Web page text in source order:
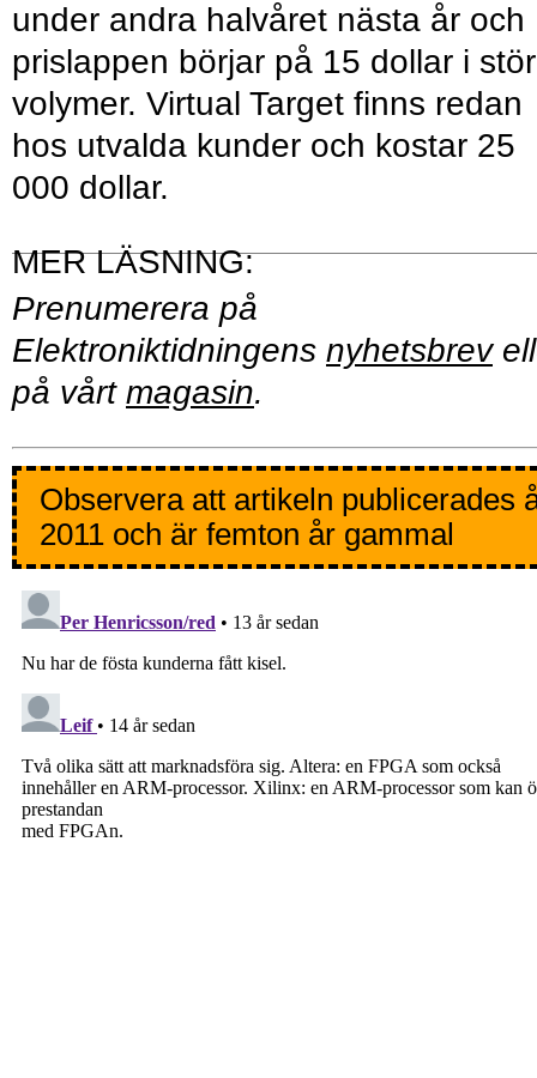
under andra halvåret nästa år och
prislappen börjar på 15 dollar i
volymer. Virtual Target finns redan
hos utvalda kunder och kostar 25
000 dollar.
Prenumerera på
Elektroniktidningens nyhetsbrev
på vårt magasin.
Observera att artikeln publicerades
2011 och är femton år gammal